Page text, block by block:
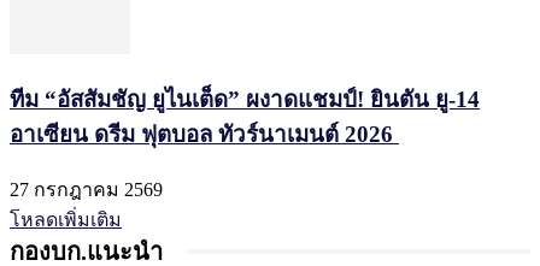
ทีม “อัสสัมชัญ ยูไนเต็ด” ผงาดแชมป์! ยินตัน ยู-14
อาเซียน ดรีม ฟุตบอล ทัวร์นาเมนต์ 2026
27 กรกฎาคม 2569
โหลดเพิ่มเติม
กองบก.แนะนำ